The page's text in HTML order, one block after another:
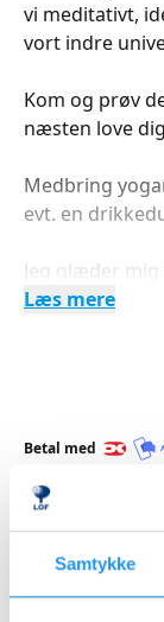
Samtykke
vi meditativt,
vort indre
Kom og prøv
næsten love
Medbring
evt. en
Jeg glæder
Læs mere
Betal med
Priser